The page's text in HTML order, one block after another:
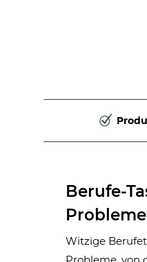
Berufe-
Witzige